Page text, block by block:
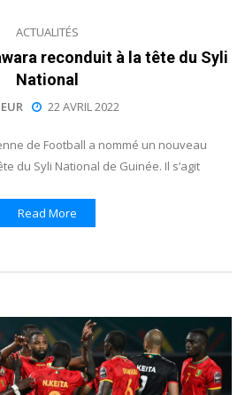
ACTUALITÉS
reconduit à la tête du Syli
National
22 AVRIL 2022
de Football a nommé un nouveau
du Syli National de Guinée. Il s’agit
Read More